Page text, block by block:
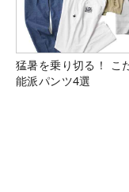
猛暑を乗り切る！ こ
能派パンツ4選